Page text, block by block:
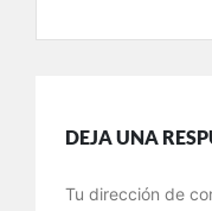
DEJA UNA
Tu dirección de